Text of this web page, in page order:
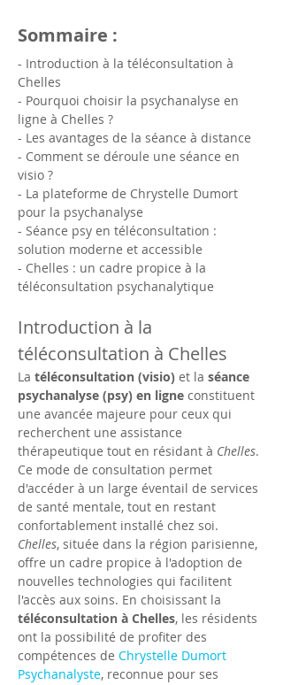
Sommaire :
- Introduction à la téléconsultation à
Chelles
- Pourquoi choisir la psychanalyse en
ligne à Chelles ?
- Les avantages de la séance à distance
- Comment se déroule une séance en
visio ?
- La plateforme de Chrystelle Dumort
pour la psychanalyse
- Séance psy en téléconsultation :
solution moderne et accessible
- Chelles : un cadre propice à la
téléconsultation psychanalytique
Introduction à la
téléconsultation à Chelles
La téléconsultation (visio) et la séance
psychanalyse (psy) en ligne constituent
une avancée majeure pour ceux qui
recherchent une assistance
thérapeutique tout en résidant à Chelles.
Ce mode de consultation permet
d'accéder à un large éventail de services
de santé mentale, tout en restant
confortablement installé chez soi.
Chelles, située dans la région parisienne,
offre un cadre propice à l'adoption de
nouvelles technologies qui facilitent
l'accès aux soins. En choisissant la
téléconsultation à Chelles, les résidents
ont la possibilité de profiter des
compétences de Chrystelle Dumort
Psychanalyste, reconnue pour ses